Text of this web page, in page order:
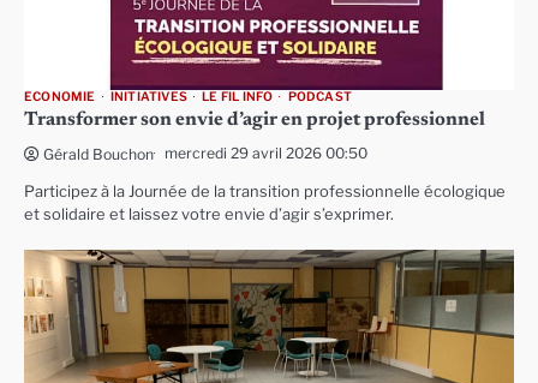
ECONOMIE INITIATIVES LE FIL INFO PODCAST
Transformer son envie d’agir en projet professionnel
Gérald Bouchon mercredi 29 avril 2026 00:50
Participez à la Journée de la transition professionnelle écologique
et solidaire et laissez votre envie d’agir s’exprimer.